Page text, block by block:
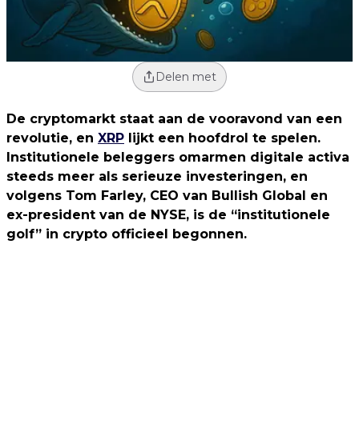
Delen met
De cryptomarkt staat aan de vooravond van een
revolutie, en XRP lijkt een hoofdrol te spelen.
Institutionele beleggers omarmen digitale activa
steeds meer als serieuze investeringen, en
volgens Tom Farley, CEO van Bullish Global en
ex-president van de NYSE, is de “institutionele
golf” in crypto officieel begonnen.